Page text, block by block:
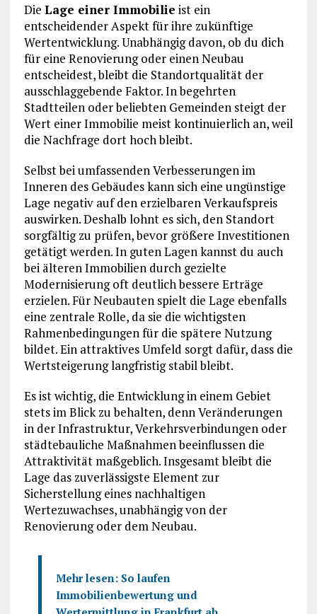
Die Lage einer Immobilie ist ein
entscheidender Aspekt für ihre zukünftige
Wertentwicklung. Unabhängig davon, ob du dich
für eine Renovierung oder einen Neubau
entscheidest, bleibt die Standortqualität der
ausschlaggebende Faktor. In begehrten
Stadtteilen oder beliebten Gemeinden steigt der
Wert einer Immobilie meist kontinuierlich an, weil
die Nachfrage dort hoch bleibt.
Selbst bei umfassenden Verbesserungen im
Inneren des Gebäudes kann sich eine ungünstige
Lage negativ auf den erzielbaren Verkaufspreis
auswirken. Deshalb lohnt es sich, den Standort
sorgfältig zu prüfen, bevor größere Investitionen
getätigt werden. In guten Lagen kannst du auch
bei älteren Immobilien durch gezielte
Modernisierung oft deutlich bessere Erträge
erzielen. Für Neubauten spielt die Lage ebenfalls
eine zentrale Rolle, da sie die wichtigsten
Rahmenbedingungen für die spätere Nutzung
bildet. Ein attraktives Umfeld sorgt dafür, dass die
Wertsteigerung langfristig stabil bleibt.
Es ist wichtig, die Entwicklung in einem Gebiet
stets im Blick zu behalten, denn Veränderungen
in der Infrastruktur, Verkehrsverbindungen oder
städtebauliche Maßnahmen beeinflussen die
Attraktivität maßgeblich. Insgesamt bleibt die
Lage das zuverlässigste Element zur
Sicherstellung eines nachhaltigen
Wertezuwachses, unabhängig von der
Renovierung oder dem Neubau.
Mehr lesen: So laufen
Immobilienbewertung und